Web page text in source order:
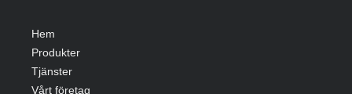
Hem
Produkter
Tjänster
Vårt företag